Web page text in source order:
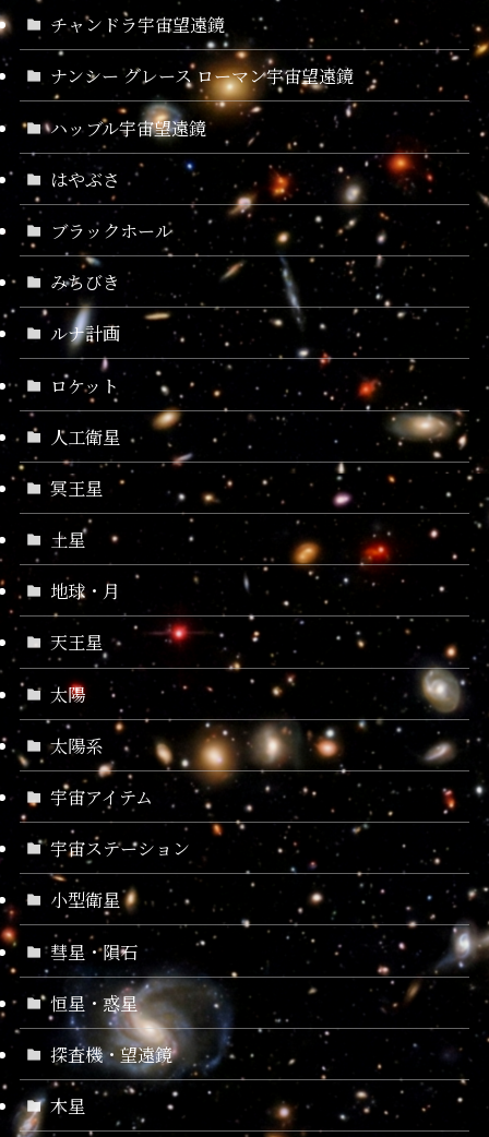
チャンドラ宇宙望遠鏡
ナンシー グレース ローマン宇宙望遠鏡
ハッブル宇宙望遠鏡
はやぶさ
ブラックホール
みちびき
ルナ計画
ロケット
人工衛星
冥王星
土星
地球・月
天王星
太陽
太陽系
宇宙アイテム
宇宙ステーション
小型衛星
彗星・隕石
恒星・惑星
探査機・望遠鏡
木星